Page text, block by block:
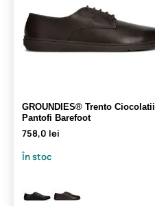
GROUNDIES® Trento Ciocolatii
Pantofi Barefoot
758,0 lei
În stoc